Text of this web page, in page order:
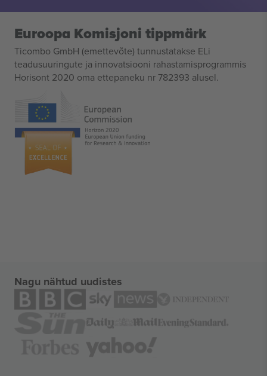
Euroopa Komisjoni tippmärk
Ticombo GmbH (emettevõte) tunnustatakse ELi
teadusuuringute ja innovatsiooni rahastamisprogrammis
Horisont 2020 oma ettepaneku nr 782393 alusel.
Nagu nähtud uudistes